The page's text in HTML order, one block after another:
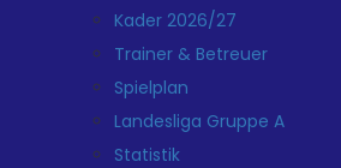
Kader 2026/27
Trainer & Betreuer
Spielplan
Landesliga Gruppe A
Statistik